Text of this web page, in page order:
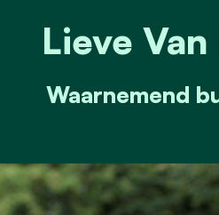
Lieve
Waarnemend